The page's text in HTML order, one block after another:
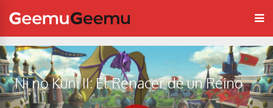
Ni no Kuni II: El Renacer de un Reino